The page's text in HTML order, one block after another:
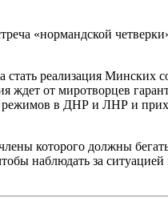
«нормандской
реализация Минских
от миротворцев
в ДНР и ЛНР и
которого должны
наблюдать за